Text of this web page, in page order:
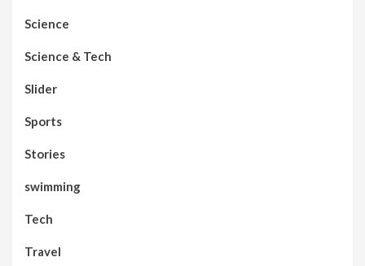
Science
Science & Tech
Slider
Sports
Stories
swimming
Tech
Travel